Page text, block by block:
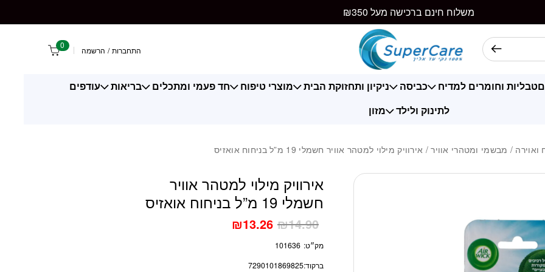
משלוח חינם ברכישה מעל ₪350
התחברות / הרשמה 0
טבליות וחומרים למדיח כביסה ניקיון ותחזוקת הבית מוצרי טיפוח חד פעמי ומתכלים בריאות
עודפים
לתינוק ולילד
מזון
ואוירה / מבשמי ומטהרי אוויר/ אירוויק מילוי למטהר אוויר חשמלי 19 מ”ל בניחוח אואזיס
אירוויק מילוי למטהר אוויר
חשמלי 19 מ”ל בניחוח אואזיס
₪14.90
₪13.26
מק״ט: 101636
ברקוד:7290101869825